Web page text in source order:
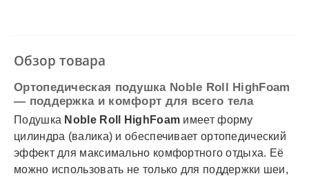
✓ Подробнее
Обзор товара
Ортопедическая подушка Noble Roll HighFoam
— поддержка и комфорт для всего тела
Подушка Noble Roll HighFoam имеет форму
цилиндра (валика) и обеспечивает ортопедический
эффект для максимально комфортного отдыха. Её
можно использовать не только для поддержки шеи,